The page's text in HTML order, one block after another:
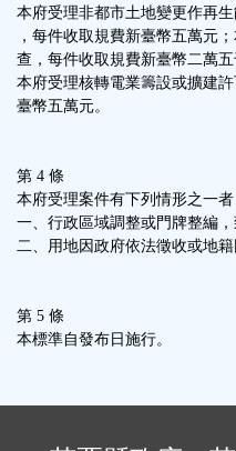
本府受理非都市土地變更作再
，每件收取規費新臺幣五萬元
查，每件收取規費新臺幣二萬五
本府受理核轉電業籌設或擴建
臺幣五萬元。
第 4 條
本府受理案件有下列情形之一
一、行政區域調整或門牌整編，
二、用地因政府依法徵收或地
第 5 條
本標準自發布日施行。